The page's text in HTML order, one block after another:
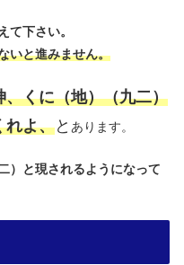
て下さい。
いと進みません。
くに（地）（九二）
れよ、と あります。
）と現されるようになって